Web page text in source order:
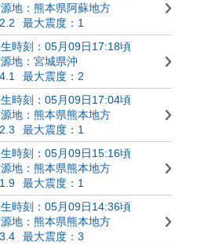
地：熊本県阿蘇地方
最大震度：1
時刻：05月09日17:18頃
地：宮城県沖
最大震度：2
時刻：05月09日17:04頃
地：熊本県熊本地方
最大震度：1
時刻：05月09日15:16頃
地：熊本県熊本地方
最大震度：1
時刻：05月09日14:36頃
地：熊本県熊本地方
最大震度：3